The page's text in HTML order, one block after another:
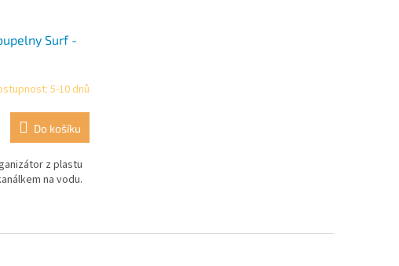
Surf -
5-10 dnů
Do košíku
z plastu
na vodu.